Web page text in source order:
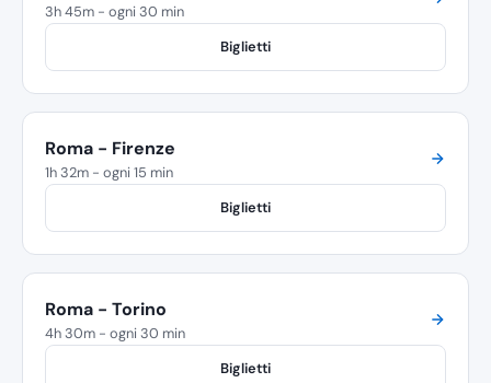
3h 45m - ogni 30 min
Biglietti
Roma - Firenze
1h 32m - ogni 15 min
Biglietti
Roma - Torino
4h 30m - ogni 30 min
Biglietti